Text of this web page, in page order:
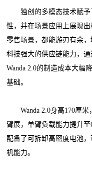
独创的多模态技术赋予
性，并在场景应用上展现
零售场景，都能游刃有余
科技强大的供应链能力，
Wanda 2.0的制造成本大幅
基础。
Wanda 2.0身高170厘米
臂展，单臂负载能力提升
配备了可拆卸高密度电池
机能力。